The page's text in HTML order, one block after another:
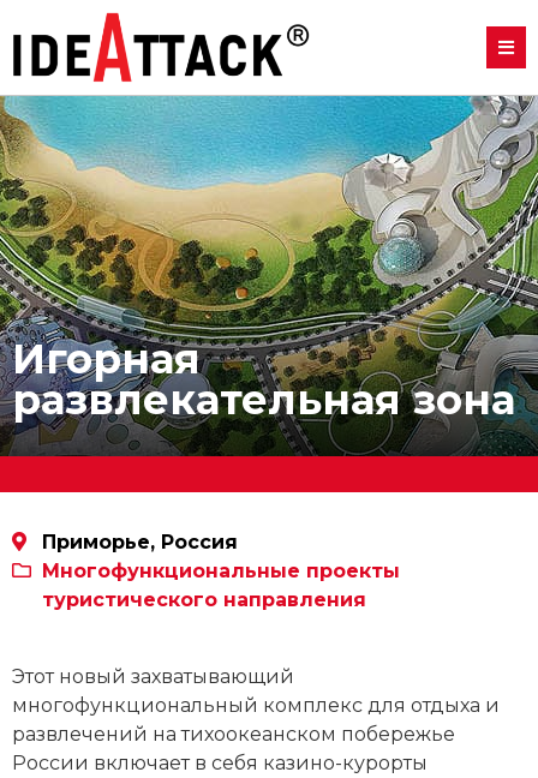
Игорная
развлекательная зона
Приморье, Россия
Многофункциональные проекты
туристического направления
Этот новый захватывающий
многофункциональный комплекс для отдыха и
развлечений на тихоокеанском побережье
России включает в себя казино-курорты